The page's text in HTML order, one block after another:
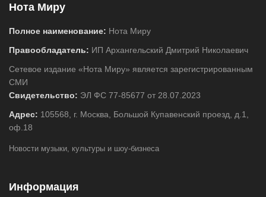
Нота Миру
Полное наименование: Нота Миру
Правообладатель: ИП Архангельский Дмитрий Николаевич
Сетевое издание «Нота Миру» является зарегистрированным
СМИ
Свидетельство: ЭЛ ФС 77-85677 от 28.07.2023
Адрес: 105568, г. Москва, Большой Купавенский проезд, д.1,
оф.18
Новости музыки, культуры и шоу-бизнеса
Информация